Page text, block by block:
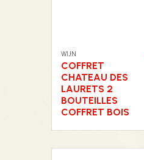
WIJN
COFFRET
CHATEAU DES
LAURETS 2
BOUTEILLES
COFFRET BOIS